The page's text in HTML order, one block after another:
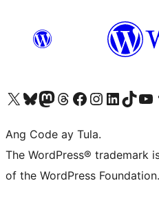
Visit our X (formerly Twitter) account
Bisitahin ang aming Bluesky account
Visit our Mastodon account
Bisitahin ang aming Threads account
Visit our Facebook page
Visit our Instagram account
Visit our LinkedIn
Bisitahin ang aming
Visit our
Ang Code ay Tula.
The WordPress® trademark
of the WordPress Foundation.